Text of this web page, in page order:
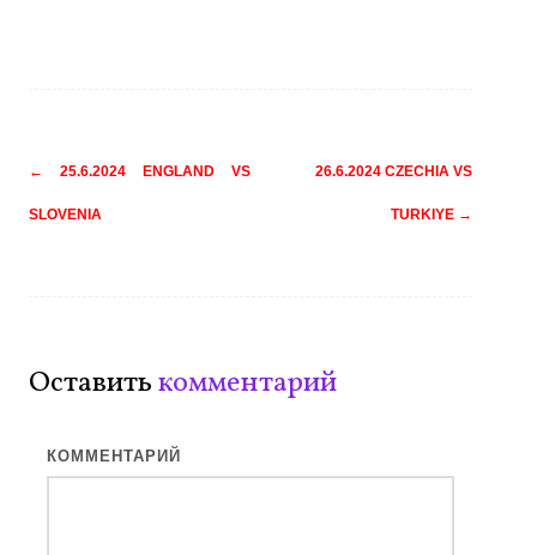
Навигация
← 25.6.2024 ENGLAND VS
SLOVENIA
26.6.2024 CZECHIA VS
TURKIYE →
Оставитькомментарий
КОММЕНТАРИЙ